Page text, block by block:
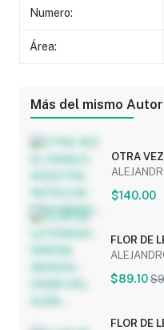
Numero:
Área:
Más del mismo
OTRA
NATACHA
$140.00
FLOR DE
DAMA
$89.10
FLOR DE